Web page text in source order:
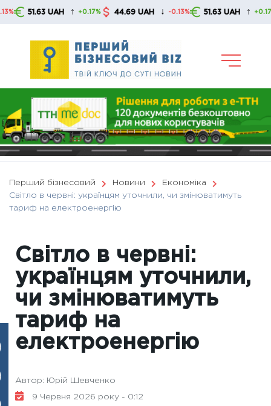
Skip
51.63 UAH ↑ +0.17% 44.69 UAH ↓ -0.13% 51.63 UAH ↑ +0.17%
Перший бізнесовий Новини
Економіка
Світло в червні: українцям уточнили, чи змінюватимуть
тариф на електроенергію
Світло в червні:
українцям уточнили,
чи змінюватимуть
тариф на
електроенергію
Автор: Юрій Шевченко
9 Червня 2026 року - 0:12